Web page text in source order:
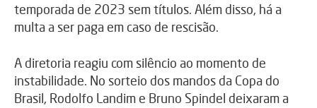
temporada de 2023 sem títulos. Além disso, há a
multa a ser paga em caso de rescisão.
A diretoria reagiu com silêncio ao momento de
instabilidade. No sorteio dos mandos da Copa do
Brasil, Rodolfo Landim e Bruno Spindel deixaram a